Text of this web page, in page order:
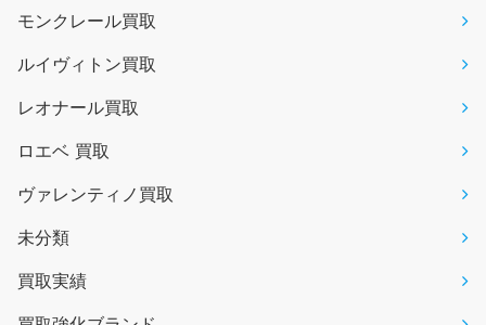
モンクレール買取
ルイヴィトン買取
レオナール買取
ロエベ 買取
ヴァレンティノ買取
未分類
買取実績